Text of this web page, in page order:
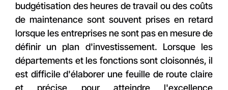
budgétisation des heures de travail ou des coûts
de maintenance sont souvent prises en retard
lorsque les entreprises ne sont pas en mesure de
définir un plan d'investissement. Lorsque les
départements et les fonctions sont cloisonnés, il
est difficile d'élaborer une feuille de route claire
et précise pour atteindre l'excellence